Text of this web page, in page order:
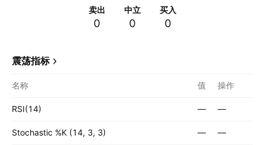
卖出
0
中立
0
买入
0
震荡指标
名称 值 操作
RSI(14) — —
Stochastic %K (14, 3, 3) — —